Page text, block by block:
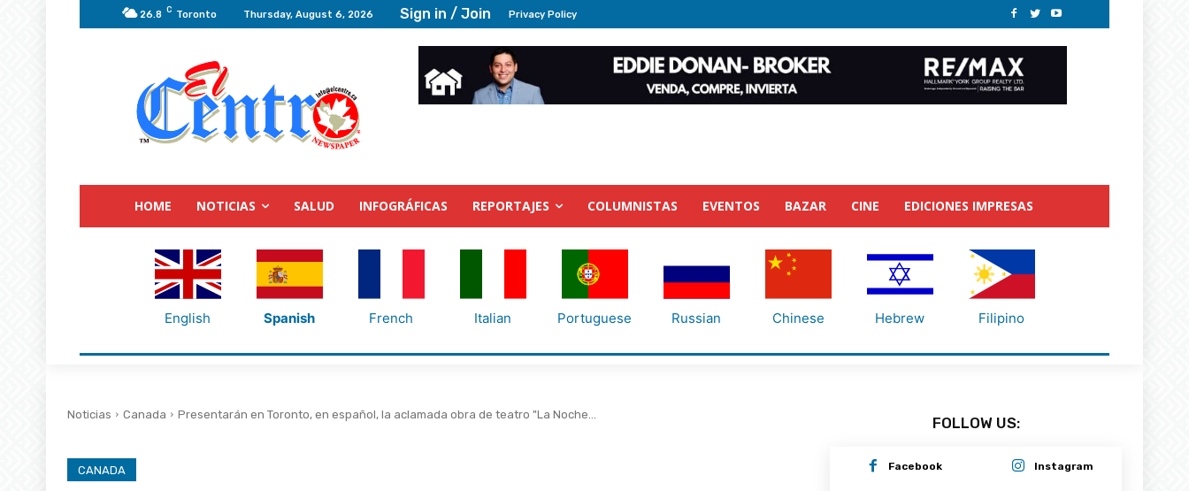
26.8 C Toronto Thursday, August 6, 2026 Sign in / Join Privacy Policy
HOME NOTICIAS SALUD INFOGRÁFICAS REPORTAJES COLUMNISTAS EVENTOS BAZAR CINE EDICIONES IMPRESAS
English Spanish French Italian Portuguese Russian Chinese Hebrew Filipino
Noticias Canada Presentarán en Toronto, en español, la aclamada obra de teatro "La Noche...
CANADA
FOLLOW US:
Facebook Instagram